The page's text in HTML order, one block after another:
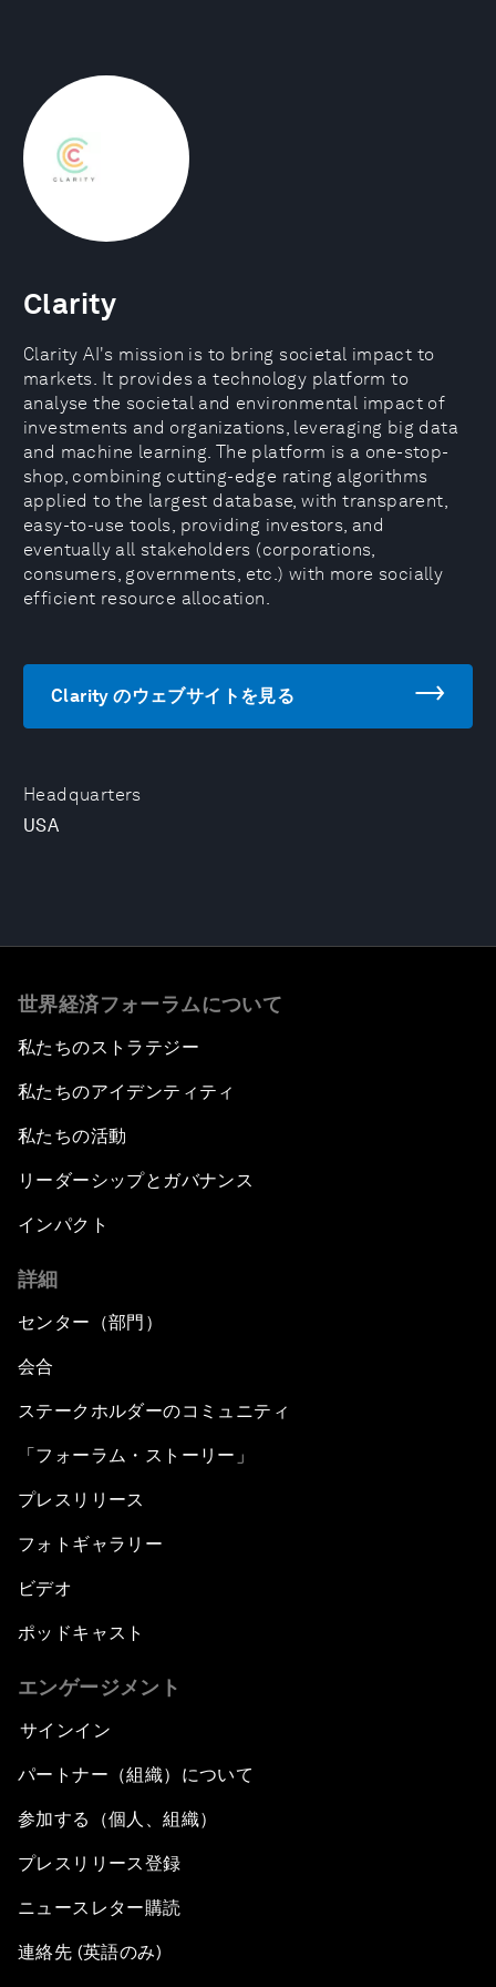
Headquarters
USA
Clarity
Clarity AI's mission is to bring societal impact to
markets. It provides a technology platform to
analyse the societal and environmental impact of
investments and organizations, leveraging big data
and machine learning. The platform is a one-stop-
shop, combining cutting-edge rating algorithms
applied to the largest database, with transparent,
easy-to-use tools, providing investors, and
eventually all stakeholders (corporations,
consumers, governments, etc.) with more socially
efficient resource allocation.
Clarity のウェブサイトを見る
世界経済フォーラムについて
私たちのストラテジー
私たちのアイデンティティ
私たちの活動
リーダーシップとガバナンス
インパクト
詳細
センター（部門）
会合
ステークホルダーのコミュニティ
「フォーラム・ストーリー」
プレスリリース
フォトギャラリー
ビデオ
ポッドキャスト
エンゲージメント
サインイン
パートナー（組織）について
参加する（個人、組織）
プレスリリース登録
ニュースレター購読
連絡先 (英語のみ)